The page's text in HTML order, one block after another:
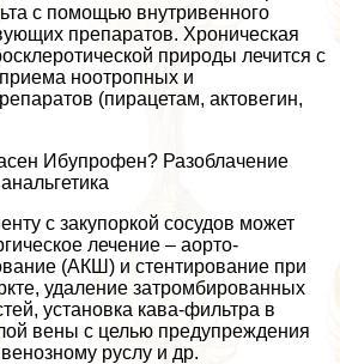
с помощью внутривенного
препаратов. Хроническая
природы лечится с
ноотропных и
(пирацетам, актовегин,
Ибупрофен? Разоблачение
с закупоркой сосудов может
лечение – аорто-
(АКШ) и стентирование при
удаление затромбированных
установка кава-фильтра в
вены с целью предупреждения
руслу и др.